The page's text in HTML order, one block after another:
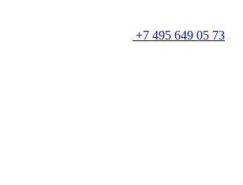
+7 495 649 05 73